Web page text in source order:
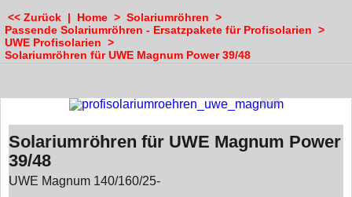
<< Zurück | Home > Solariumröhren >
Passende Solariumröhren - Ersatzpakete für Profisolarien >
UWE Profisolarien >
Solariumröhren für UWE Magnum Power 39/48
Solariumröhren für UWE Magnum Power
39/48
UWE Magnum 140/160/25-